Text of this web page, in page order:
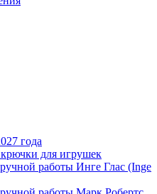
года
для игрушек
работы Инге Глас (Inge